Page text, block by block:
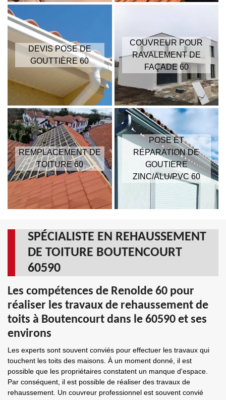
DEVIS POSE DE
GOUTTIÈRE 60
COUVREUR POUR
RAVALEMENT DE
FAÇADE 60
REMPLACEMENT DE
TOITURE 60
POSE ET
RÉPARATION DE
GOUTIERE
ZINC/ALU/PVC 60
SPÉCIALISTE EN REHAUSSEMENT
DE TOITURE BOUTENCOURT
60590
Les compétences de Renolde 60 pour
réaliser les travaux de rehaussement de
toits à Boutencourt dans le 60590 et ses
environs
Les experts sont souvent conviés pour effectuer les travaux qui
touchent les toits des maisons. À un moment donné, il est
possible que les propriétaires constatent un manque d'espace.
Par conséquent, il est possible de réaliser des travaux de
rehaussement. Un couvreur professionnel est souvent convié